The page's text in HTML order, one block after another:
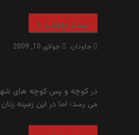
بیشتر بخوانید »
جاودان جولای 10, 2009
در کوچه و پس کوچه های
می رسد؛ اما در این زمینه